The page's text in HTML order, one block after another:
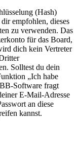
(Hash)
empfohlen, dieses
zu verwenden. Das
für das Board,
dich kein Vertreter
Solltest du dein
„Ich habe
Software fragt
E-Mail-Adresse
an diese
kannst.